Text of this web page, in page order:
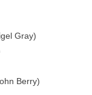
Gray)
Berry)